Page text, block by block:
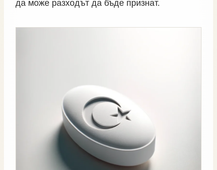
да може разходът да бъде признат.